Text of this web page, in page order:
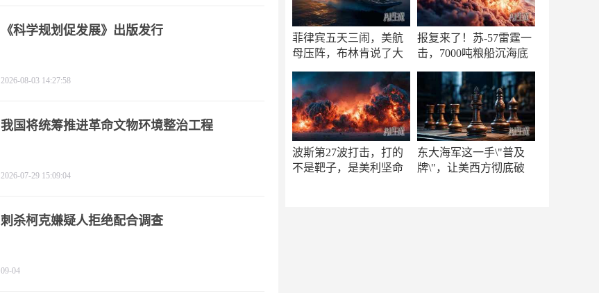
菲律宾五天三闹，美航
母压阵，布林肯说了大
报复来了！苏-57雷霆一
击，7000吨粮船沉海底
波斯第27波打击，打的
不是靶子，是美利坚命
东大海军这一手\"普及
牌\"，让美西方彻底破
《科学规划促发展》出版发行
2026-08-03 14:27:58
我国将统筹推进革命文物环境整治工程
2026-07-29 15:09:04
刺杀柯克嫌疑人拒绝配合调查
09-04